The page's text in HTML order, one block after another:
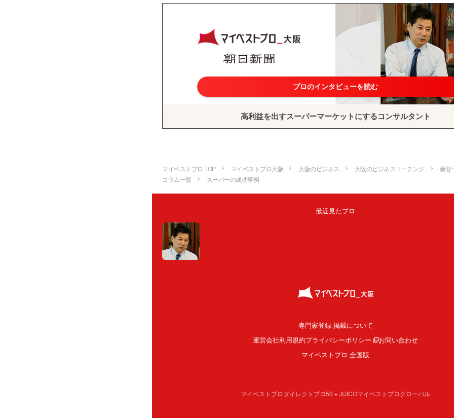
プロのインタビューを読む
高利益を出すスーパーマーケットにするコンサルタント
マイベストプロ TOP マイベストプロ大阪 大阪のビジネス 大阪のビジネスコーチング
新谷
コラム一覧
スーパーの成功事例
最近見たプロ
専門家登録·掲載について
運営会社利用規約プライバシーポリシー
お問い合わせ
マイベストプロ 全国版
マイベストプロダイレクト プロ50＋JIJICOマイベストプログローバル